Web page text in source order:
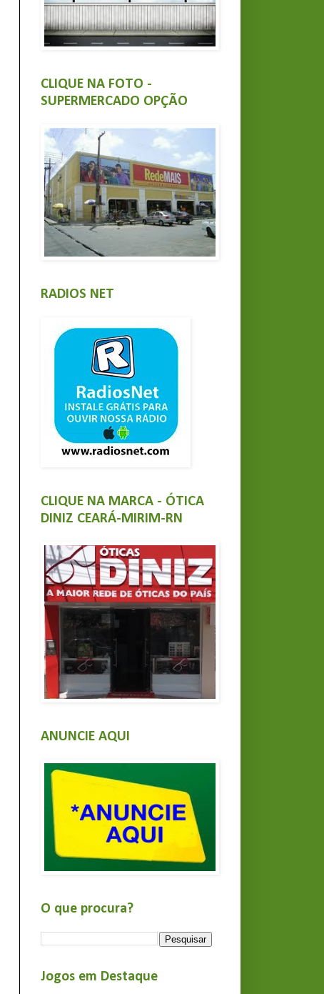
CLIQUE NA FOTO -
SUPERMERCADO OPÇÃO
RADIOS NET
CLIQUE NA MARCA - ÓTICA
DINIZ CEARÁ-MIRIM-RN
ANUNCIE AQUI
O que procura?
Jogos em Destaque